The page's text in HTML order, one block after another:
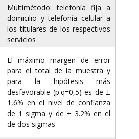
Multimétodo: telefonía fija a
domicilio y telefonía celular a
los titulares de los respectivos
servicios
El máximo margen de error
para el total de la muestra y
para la hipótesis más
desfavorable (p.q=0,5) es de ±
1,6% en el nivel de confianza
de 1 sigma y de ± 3.2% en el
de dos sigmas